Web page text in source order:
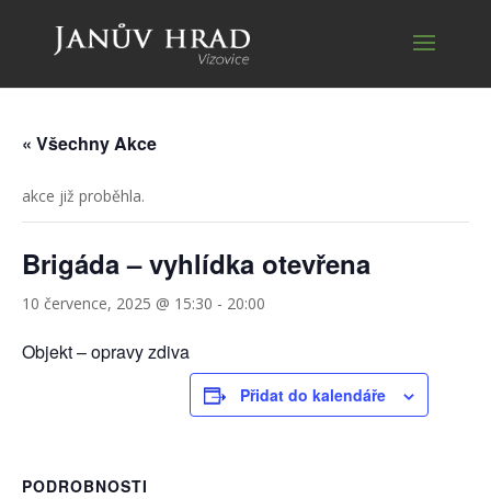
« Všechny Akce
akce již proběhla.
Brigáda – vyhlídka otevřena
10 července, 2025 @ 15:30 - 20:00
Objekt – opravy zdiva
Přidat do kalendáře
PODROBNOSTI